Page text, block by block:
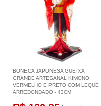
BONECA JAPONESA GUEIXA
GRANDE ARTESANAL KIMONO
VERMELHO E PRETO COM LEQUE
ARREDONDADO - 43CM